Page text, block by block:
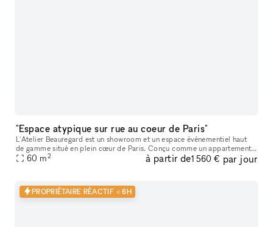
"Espace atypique sur rue au coeur de Paris"
L'Atelier Beauregard est un showroom et un espace événementiel haut
de gamme situé en plein cœur de Paris. Conçu comme un appartement
parisien raffiné, il offre une alternative plus chaleureuse et m
60 m2 à partir de1 560 € par jour
PROPRIÉTAIRE RÉACTIF < 6H